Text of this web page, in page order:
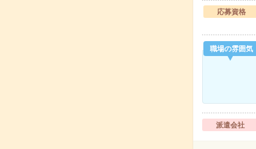
応募資格
職場の雰囲気
派遣会社